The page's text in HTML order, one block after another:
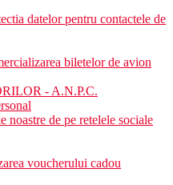
datelor pentru contactele de
biletelor de avion
- A.N.P.C.
noastre de pe retelele sociale
voucherului cadou